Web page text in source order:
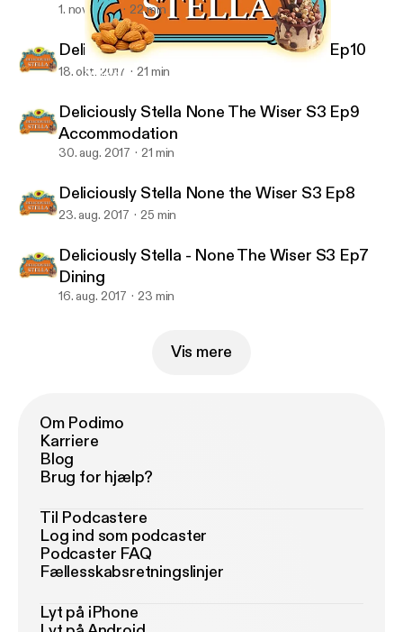
Deliciously Stella - None The Wiser S3 Ep7 Dining
1. nov. 2017 22 min
Deliciously Stella None The Wiser S3 Ep10
18. okt. 2017 21 min
Deliciously Stella None The Wiser S3 Ep9
Accommodation
30. aug. 2017 21 min
Deliciously Stella None the Wiser S3 Ep8
23. aug. 2017 25 min
Deliciously Stella - None The Wiser S3 Ep7
Dining
16. aug. 2017 23 min
Vis mere
Om Podimo
Karriere
Blog
Brug for hjælp?
Til Podcastere
Log ind som podcaster
Podcaster FAQ
Fællesskabsretningslinjer
Lyt på iPhone